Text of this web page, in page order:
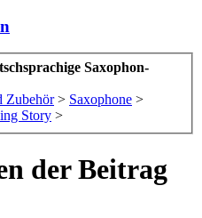
Saxophon-
Zubehör > Saxophone >
Story >
der Beitrag